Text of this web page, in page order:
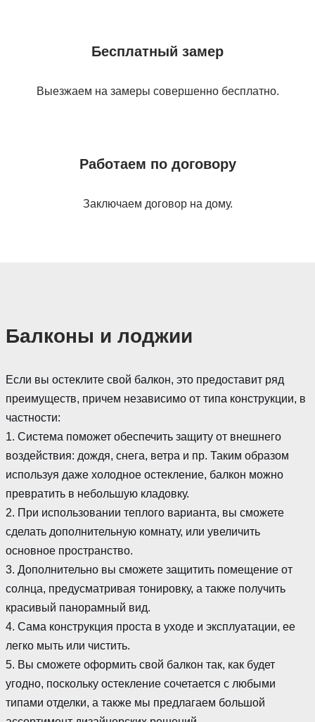
Бесплатный замер
Выезжаем на замеры совершенно бесплатно.
Работаем по договору
Заключаем договор на дому.
Балконы и лоджии
Если вы остеклите свой балкон, это предоставит ряд
преимуществ, причем независимо от типа конструкции, в
частности:
1. Система поможет обеспечить защиту от внешнего
воздействия: дождя, снега, ветра и пр. Таким образом
используя даже холодное остекление, балкон можно
превратить в небольшую кладовку.
2. При использовании теплого варианта, вы сможете
сделать дополнительную комнату, или увеличить
основное пространство.
3. Дополнительно вы сможете защитить помещение от
солнца, предусматривая тонировку, а также получить
красивый панорамный вид.
4. Сама конструкция проста в уходе и эксплуатации, ее
легко мыть или чистить.
5. Вы сможете оформить свой балкон так, как будет
угодно, поскольку остекление сочетается с любыми
типами отделки, а также мы предлагаем большой